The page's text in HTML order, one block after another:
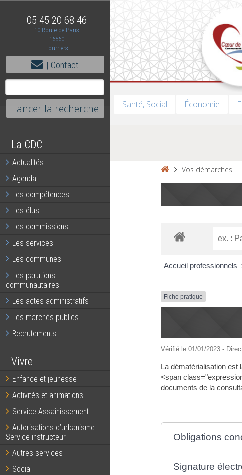
05 45 20 68 46
10 Route de Paris
16560
Tourriers
| Contact
La CDC
Actualités
Agenda
Les compétences
Les élus
Les commissions
Les services
Les communes
Les parutions
communautaires
Les actes administratifs
Les marchés publics
Recrutements
Vivre
Enfance et jeunesse
Activités et animations
Service Assainissement
Autorisations d’urbanisme :
Service instructeur
Autres services
Social
Santé, Social Économie
Vos démarches
Accueil professionnels
Fiche pratique
Vérifié le 01/01/2023 -
La dématérialisation est
<span
documents de la
Obligations
Signature